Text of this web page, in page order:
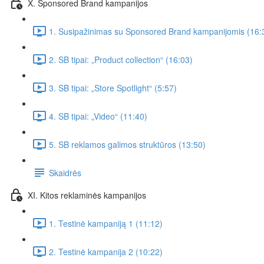
X. Sponsored Brand kampanijos
1. Susipažinimas su Sponsored Brand kampanijomis
2. SB tipai: „Product collection“ (16:03)
3. SB tipai: „Store Spotlight“ (5:57)
4. SB tipai: „Video“ (11:40)
5. SB reklamos galimos struktūros (13:50)
Skaidrės
XI. Kitos reklaminės kampanijos
1. Testinė kampaniją 1 (11:12)
2. Testinė kampanija 2 (10:22)